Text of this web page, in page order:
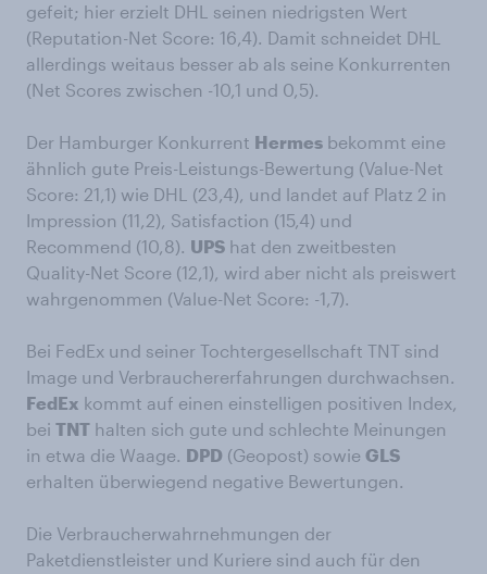
gefeit; hier erzielt DHL seinen niedrigsten Wert
(Reputation-Net Score: 16,4). Damit schneidet DHL
allerdings weitaus besser ab als seine Konkurrenten
(Net Scores zwischen -10,1 und 0,5).
Der Hamburger Konkurrent Hermes bekommt eine
ähnlich gute Preis-Leistungs-Bewertung (Value-Net
Score: 21,1) wie DHL (23,4), und landet auf Platz 2 in
Impression (11,2), Satisfaction (15,4) und
Recommend (10,8). UPS hat den zweitbesten
Quality-Net Score (12,1), wird aber nicht als preiswert
wahrgenommen (Value-Net Score: -1,7).
Bei FedEx und seiner Tochtergesellschaft TNT sind
Image und Verbrauchererfahrungen durchwachsen.
FedEx kommt auf einen einstelligen positiven Index,
bei TNT halten sich gute und schlechte Meinungen
in etwa die Waage. DPD (Geopost) sowie GLS
erhalten überwiegend negative Bewertungen.
Die Verbraucherwahrnehmungen der
Paketdienstleister und Kuriere sind auch für den